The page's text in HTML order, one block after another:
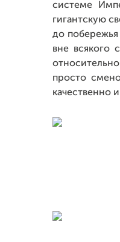
системе
гигантскую
до
вне всякого
просто
качественно